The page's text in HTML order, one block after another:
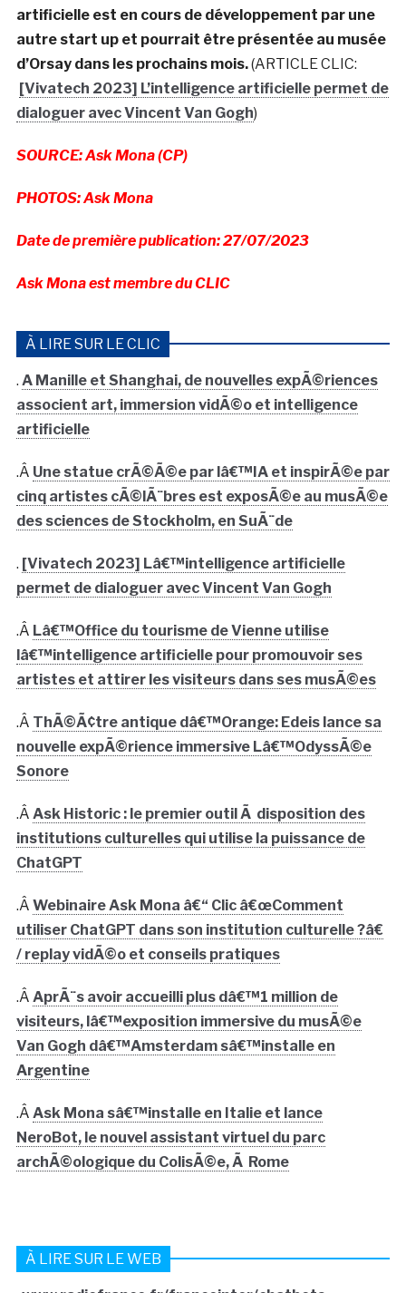
artificielle est en cours de développement par une
autre start up et pourrait être présentée au musée
d’Orsay dans les prochains mois.(ARTICLE CLIC:
[Vivatech 2023] L’intelligence artificielle permet de
dialoguer avec Vincent Van Gogh)
SOURCE: Ask Mona (CP)
PHOTOS: Ask Mona
Date de première publication: 27/07/2023
Ask Mona est membre du CLIC
À LIRE SUR LE CLIC
. A Manille et Shanghai, de nouvelles expÃ©riences
associent art, immersion vidÃ©o et intelligence
artificielle
.Â Une statue crÃ©Ã©e par lâ€™IA et inspirÃ©e par
cinq artistes cÃ©lÃ¨bres est exposÃ©e au musÃ©e
des sciences de Stockholm, en SuÃ¨de
. [Vivatech 2023] Lâ€™intelligence artificielle
permet de dialoguer avec Vincent Van Gogh
.Â Lâ€™Office du tourisme de Vienne utilise
lâ€™intelligence artificielle pour promouvoir ses
artistes et attirer les visiteurs dans ses musÃ©es
.Â ThÃ©Ã¢tre antique dâ€™Orange: Edeis lance sa
nouvelle expÃ©rience immersive Lâ€™OdyssÃ©e
Sonore
.Â Ask Historic : le premier outil Ã disposition des
institutions culturelles qui utilise la puissance de
ChatGPT
.Â Webinaire Ask Mona â€“ Clic â€œComment
utiliser ChatGPT dans son institution culturelle ?â€
/ replay vidÃ©o et conseils pratiques
.Â AprÃ¨s avoir accueilli plus dâ€™1 million de
visiteurs, lâ€™exposition immersive du musÃ©e
Van Gogh dâ€™Amsterdam sâ€™installe en
Argentine
.Â Ask Mona sâ€™installe en Italie et lance
NeroBot, le nouvel assistant virtuel du parc
archÃ©ologique du ColisÃ©e, Ã Rome
À LIRE SUR LE WEB